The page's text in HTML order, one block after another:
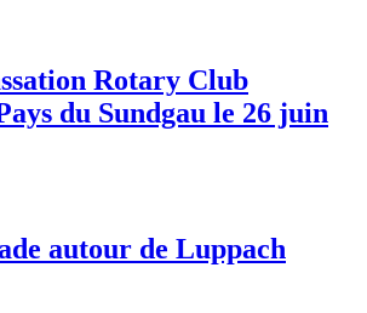
Rotary Club
du Sundgau le 26 juin
autour de Luppach